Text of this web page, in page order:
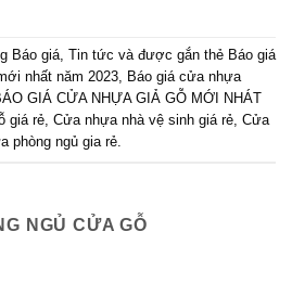
Báo giá, Tin tức và được gắn thẻ Báo giá
nhất năm 2023, Báo giá cửa nhựa
GIÁ CỬA NHỰA GIẢ GỖ MỚI NHÁT
giá rẻ, Cửa nhựa nhà vệ sinh giá rẻ, Cửa
phòng ngủ gia rẻ.
NGỦ CỬA GỖ